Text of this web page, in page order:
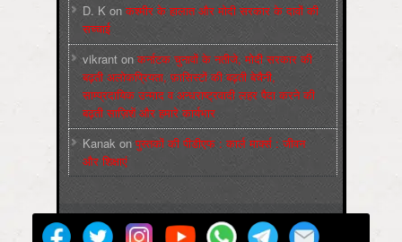
D. K on कश्मीर के हालात और मोदी सरकार के दावों की
सच्चाई
vikrant onकर्नाटक चुनावों के नतीजे, मोदी सरकार की
बढ़ती अलोकप्रियता, फ़ासिस्टों की बढ़ती बेचैनी,
साम्प्रदायिक उन्माद व अन्धराष्ट्रवादी लहर पैदा करने की
बढ़ती साज़िशें और हमारे कार्यभार
Kanak onपुस्‍तकों की पीडीएफ : कार्ल मार्क्‍स : जीवन
और शिक्षाएं
मज़दूर बिगुल Powered by
WordPress